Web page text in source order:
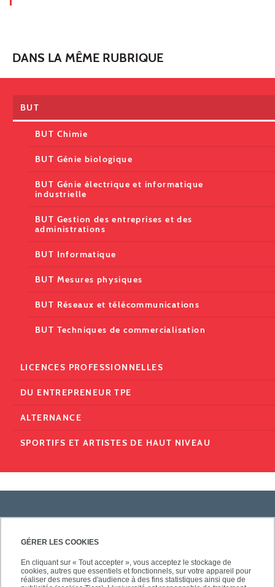
GÉRER LES COOKIES
En cliquant sur « Tout accepter », vous acceptez le stockage de
cookies, autres que essentiels et fonctionnels, sur votre appareil pour
réaliser des mesures d'audience à des fins statistiques ainsi que de
DANS LA MÊME RUBRIQUE
BUT
BUT Chimie
BUT Génie biologique
BUT Génie électrique et informatique
industrielle
BUT Gestion des entreprises et des
administrations
BUT Informatique
BUT Mesures physiques
BUT Réseaux et télécommunications
BUT Techniques de commercialisation
LICENCES PROFESSIONNELLES
DU ENTREPRENEUR TPE
ALTERNANCE
SPORTIFS ET ARTISTES DE HAUT NIVEAU
PRATIQUE
ACCÈS RAPIDES